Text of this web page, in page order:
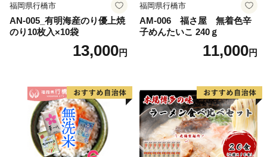
福岡県行橋市
AN-005_有明海産のり優上焼
のり10枚入×10袋
13,000円
福岡県行橋市
AM-006 福さ屋 無着色辛
子めんたいこ 240ｇ
11,000円